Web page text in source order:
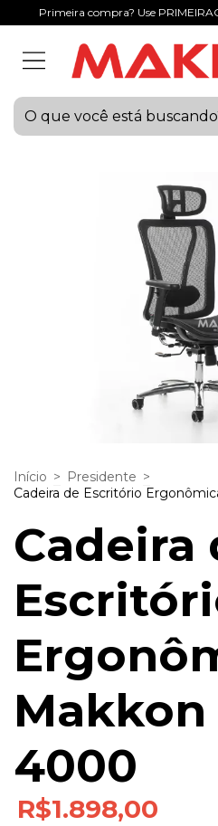
Primeira compra? Use
Início > Presidente >
Cadeira de Escritório
Cadeira
Makkon
4000
R$1.898,00